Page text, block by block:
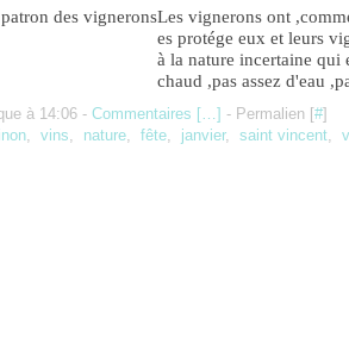
Les vignerons ont
es protége eux et leurs
à la nature incertaine qui
chaud ,pas assez d'eau
à 14:06 - Commentaires […] - Permalien [#]
, vins, nature, fête, janvier, saint vincent,